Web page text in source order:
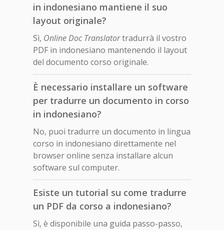
in indonesiano mantiene il suo
layout originale?
Sì, Online Doc Translatortradurrà il vostro
PDF in indonesiano mantenendo il layout
del documento corso originale.
È necessario installare un software
per tradurre un documento in corso
in indonesiano?
No, puoi tradurre un documento in lingua
corso in indonesiano direttamente nel
browser online senza installare alcun
software sul computer.
Esiste un tutorial su come tradurre
un PDF da corso a indonesiano?
Sì, è disponibile una guida passo-passo,